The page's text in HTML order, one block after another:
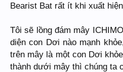
Bearist Bat rất ít khi xuất
Tôi sẽ lồng đám mây
diện con Dơi nào mạnh
trên mây là một con Dơi
thành dưới mây thì chúng ta